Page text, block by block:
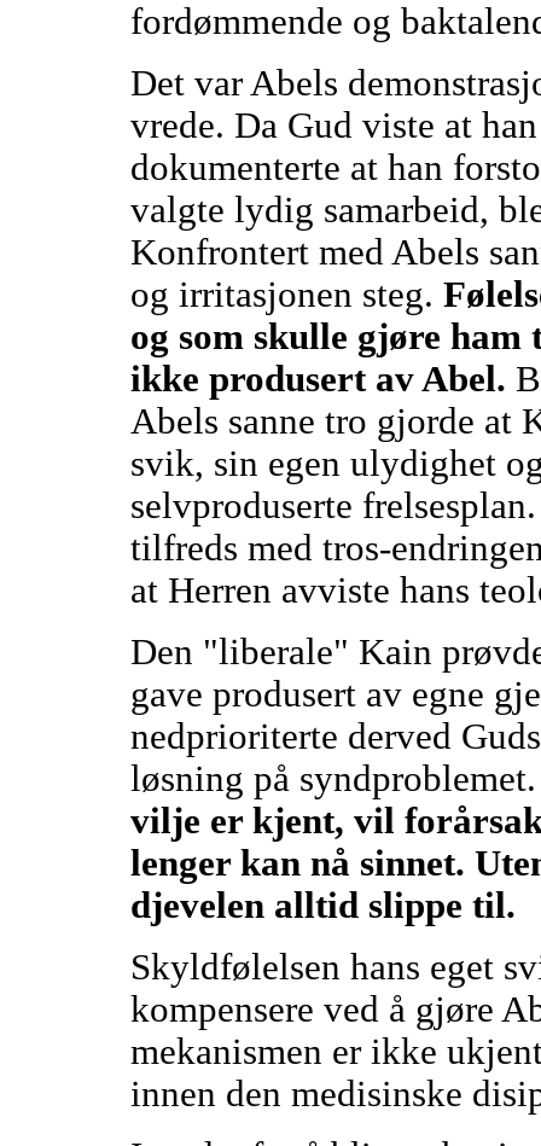
fordømmende og
Det var Abels
vrede. Da Gud viste at
dokumenterte at han
valgte lydig samarbeid,
Konfrontert med Abels
og irritasjonen steg.
og som skulle gjøre
ikke produsert av Abel.
Abels sanne tro gjorde at
svik, sin egen ulydighet
selvproduserte
tilfreds med tros-
at Herren avviste hans
Den "liberale" Kain
gave produsert av egne
nedprioriterte derved
løsning på
vilje er kjent, vil
lenger kan nå sinnet.
djevelen alltid slippe til.
Skyldfølelsen hans eget
kompensere ved å gjøre
mekanismen er ikke
innen den medisinske